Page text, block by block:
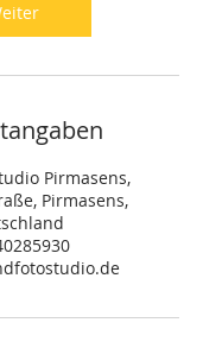
Pirmasens,
Pirmasens,